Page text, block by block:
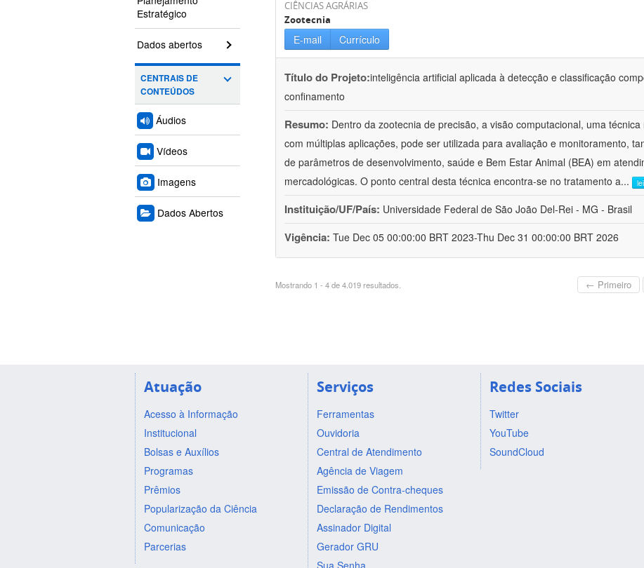
Estratégico
Dados abertos
CENTRAIS DE
CONTEÚDOS
Áudios
Vídeos
Imagens
Dados Abertos
CIÊNCIAS AGRÁRIAS
Zootecnia
E-mail Currículo
Título do Projeto:inteligência artificial aplicada à detecção e classificação
confinamento
Resumo: Dentro da zootecnia de precisão, a visão computacional, uma
com múltiplas aplicações, pode ser utilizada para avaliação e monitoramento,
de parâmetros de desenvolvimento, saúde e Bem Estar Animal (BEA) em
mercadológicas. O ponto central desta técnica encontra-se no tratamento a...
Instituição/UF/País: Universidade Federal de São João Del-Rei - MG - Brasil
Vigência: Tue Dec 05 00:00:00 BRT 2023-Thu Dec 31 00:00:00 BRT 2026
Mostrando 1 - 4 de 4.019 resultados. ← Primeiro
Atuação
Acesso à Informação
Institucional
Bolsas e Auxílios
Programas
Prêmios
Popularização da Ciência
Comunicação
Parcerias
Serviços
Ferramentas
Ouvidoria
Central de Atendimento
Agência de Viagem
Emissão de Contra-cheques
Declaração de Rendimentos
Assinador Digital
Gerador GRU
Sua Senha
Redes Sociais
Twitter
YouTube
SoundCloud